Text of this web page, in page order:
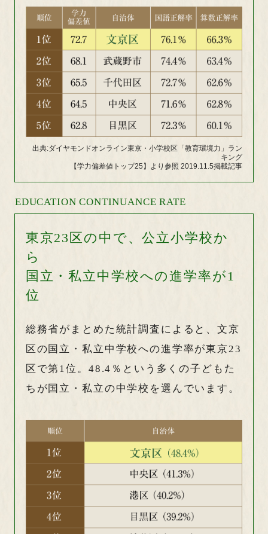
出典:ダイヤモンドオンライン東京・小学校区「教育環境力」ラン
キング
【学力偏差値トップ25】より参照 2019.11.5掲載記事
EDUCATION CONTINUANCE RATE
東京23区の中で、公立小学校か
ら
国立・私立中学校への進学率が1
位
総務省がまとめた統計調査によると、文京
区の国立・私立中学校への進学率が東京23
区で第1位。48.4％という多くの子どもた
ちが国立・私立の中学校を選んでいます。